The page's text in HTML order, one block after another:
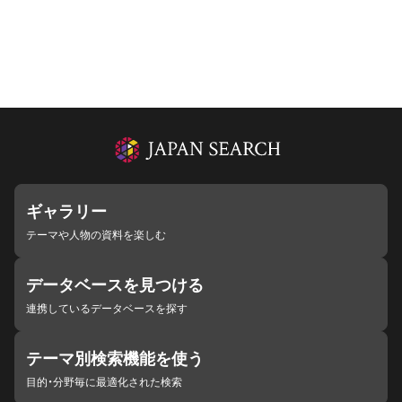
ギャラリー
テーマや人物の資料を楽しむ
データベースを見つける
連携しているデータベースを探す
テーマ別検索機能を使う
目的・分野毎に最適化された検索